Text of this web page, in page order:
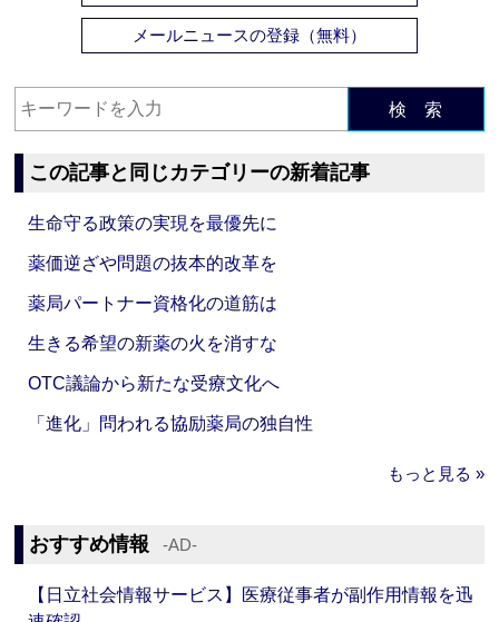
メールニュースの登録（無料）
検 索
この記事と同じカテゴリーの新着記事
生命守る政策の実現を最優先に
薬価逆ざや問題の抜本的改革を
薬局パートナー資格化の道筋は
生きる希望の新薬の火を消すな
OTC議論から新たな受療文化へ
「進化」問われる協励薬局の独自性
もっと見る »
おすすめ情報 ‐AD‐
【日立社会情報サービス】医療従事者が副作用情報を迅